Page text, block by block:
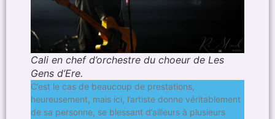
Cali en chef d’orchestre du choeur de Les
Gens d’Ere.
C’est le cas de beaucoup de prestations,
heureusement, mais ici, l’artiste donne véritablement
de sa personne, se blessant d’ailleurs à plusieurs